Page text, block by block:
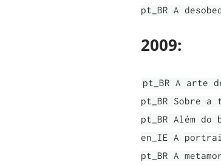
pt_BR A
2009:
pt_BR A arte
pt_BR Sobre
pt_BR Além
en_IE A
pt_BR A